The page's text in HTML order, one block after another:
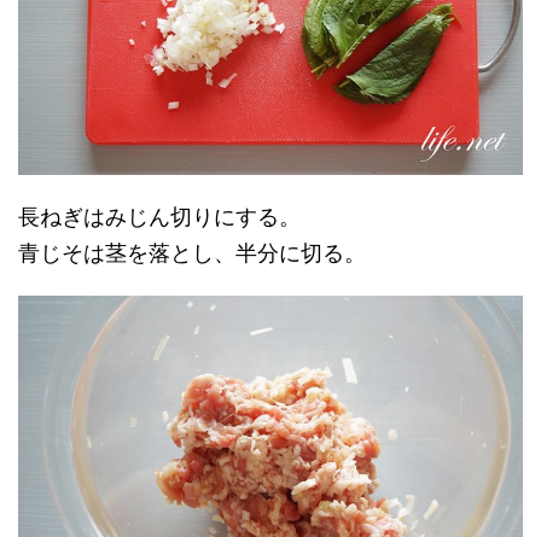
長ねぎはみじん切りにする。
青じそは茎を落とし、半分に切る。